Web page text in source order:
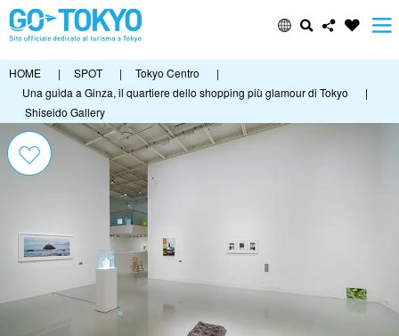
HOME | SPOT | Tokyo Centro
|
Una guida a Ginza, il quartiere dello shopping più glamour di Tokyo
|
Shiseido Gallery